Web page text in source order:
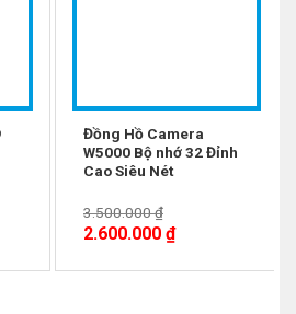
nhất chuẩn nhất hiện nay,
đồng hồ để tránh nhiều
chuẩn mới thay vì cồng tròn
Đồng Hồ Camera
W5000 Bộ nhớ 32 Đỉnh
Cao Siêu Nét
3.500.000₫
2.600.000 ₫